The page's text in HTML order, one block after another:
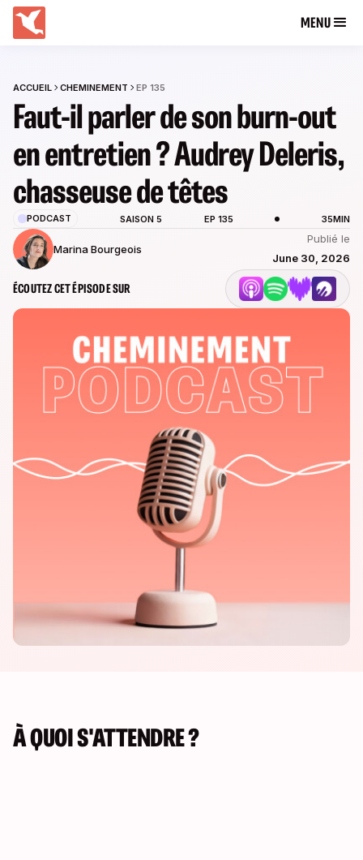
MENU
ACCUEIL CHEMINEMENT EP 135
Faut-il parler de son burn-out
en entretien ? Audrey Deleris,
chasseuse de têtes
PODCAST SAISON 5 EP 135 35MIN
Marina Bourgeois
Publié le
June 30, 2026
ÉCOUTEZ CET ÉPISODE SUR
À QUOI S'ATTENDRE ?